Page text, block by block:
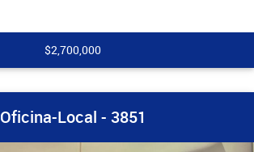
$2,700,000
Oficina-Local - 3851